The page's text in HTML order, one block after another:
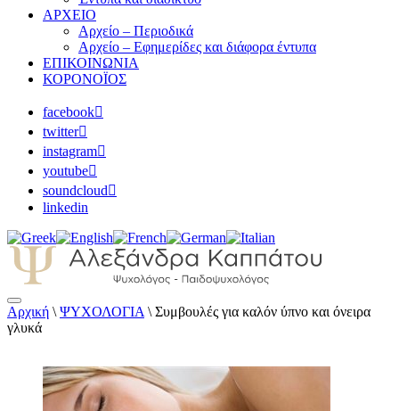
ΑΡΧΕΙΟ
Αρχείο – Περιοδικά
Αρχείο – Εφημερίδες και διάφορα έντυπα
ΕΠΙΚΟΙΝΩΝΙΑ
ΚΟΡΟΝΟΪΟΣ
facebook
twitter
instagram
youtube
soundcloud
linkedin
Αλεξάνδρα Καππάτου Ψυχολόγος –
Παιδοψυχολόγος
Αρχική \ ΨΥΧΟΛΟΓΙΑ \ Συμβουλές για καλόν ύπνο και όνειρα
γλυκά